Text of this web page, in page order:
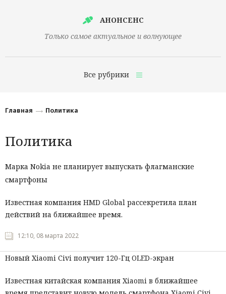
АНОНСЕНС
Только самое актуальное и волнующее
Все рубрики
Технологии
Культура
Общество
Политика
Мнения
Происшествия
Главная Политика
Политика
Марка Nokia не планирует выпускать флагманские
смартфоны
Известная компания HMD Global рассекретила план
действий на ближайшее время.
12:10, 08 марта 2022
Новый Xiaomi Civi получит 120-Гц OLED-экран
Известная китайская компания Xiaomi в ближайшее